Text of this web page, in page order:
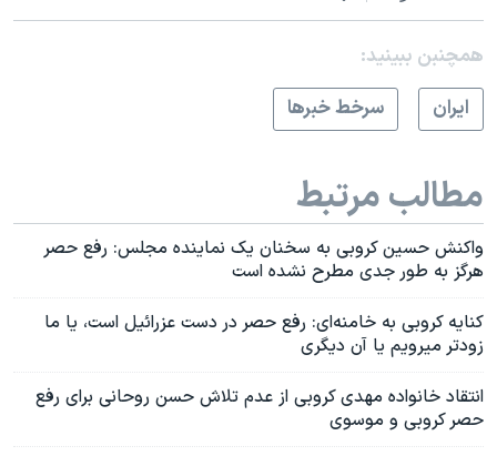
همچنبن ببینید:
ايران
سرخط خبرها
مطالب مرتبط
واکنش حسین کروبی به سخنان یک نماینده مجلس: رفع حصر
هرگز به طور جدی مطرح نشده است
کنایه کروبی به خامنه‌ای: رفع حصر در دست عزرائیل است، یا ما
زودتر میرویم یا آن دیگری
انتقاد خانواده مهدی کروبی از عدم تلاش حسن روحانی برای رفع
حصر کروبی و موسوی